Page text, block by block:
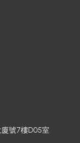
號7樓D05室